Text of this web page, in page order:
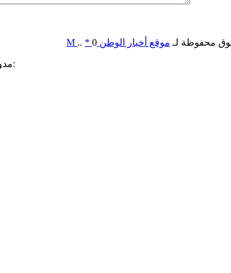
M .. * محفوظة لـ موقع أخبار الوطن 0
مدونون معجبون بهذه: